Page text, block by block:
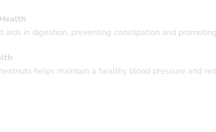
aids in digestion, preventing constipation and
helps maintain a healthy blood pressure and